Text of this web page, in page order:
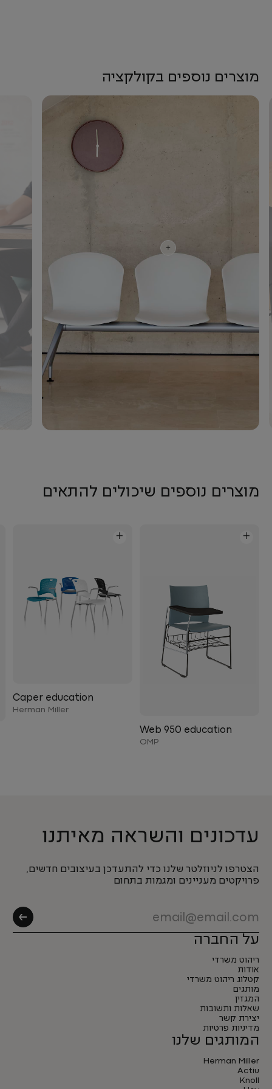
מוצרים נוספים בקולקציה
+
מוצרים נוספים שיכולים להתאים
+
Web 950 education
OMP
+
Caper education
Herman Miller
עדכונים והשראה מאיתנו
הצטרפו לניוזלטר שלנו כדי להתעדכן בעיצובים חדשים,
פרויקטים מעניינים ומגמות בתחום
על החברה
ריהוט משרדי
אודות
קטלוג ריהוט משרדי
מותגים
המגזין
שאלות ותשובות
יצירת קשר
מדיניות פרטיות
המותגים שלנו
Herman Miller
Actiu
Knoll